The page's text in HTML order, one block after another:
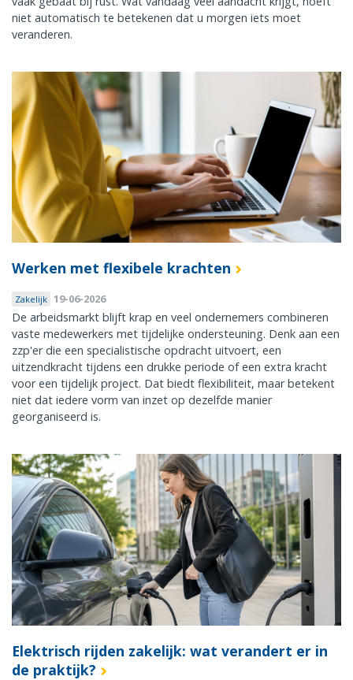
niet automatisch te betekenen dat u morgen iets moet
veranderen.
Werken met flexibele krachten
Zakelijk 19-06-2026
De arbeidsmarkt blijft krap en veel ondernemers combineren
vaste medewerkers met tijdelijke ondersteuning. Denk aan een
zzp'er die een specialistische opdracht uitvoert, een
uitzendkracht tijdens een drukke periode of een extra kracht
voor een tijdelijk project. Dat biedt flexibiliteit, maar betekent
niet dat iedere vorm van inzet op dezelfde manier
georganiseerd is.
Elektrisch rijden zakelijk: wat verandert er in
de praktijk?